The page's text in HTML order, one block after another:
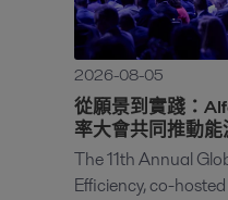
2026-08-05
從願景到實踐：
率大會共同推動
The 11th Annual
Efficiency, co-